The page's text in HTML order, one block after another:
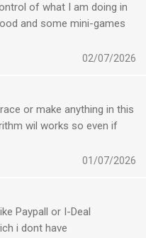
of what I am doing in
and some mini-games
02/07/2026
or make anything in this
wil works so even if
can’t role anything you
will fail 90% of the time. So
01/07/2026
Paypall or I-Deal
i dont have